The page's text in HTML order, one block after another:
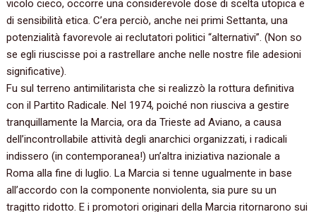
vicolo cieco,‭ ‬occorre una considerevole dose di scelta utopica e
di sensibilità etica.‭ ‬C’era perciò,‭ ‬anche nei primi Settanta,‭ ‬una
potenzialità favorevole ai reclutatori politici‭ “‬alternativi‭”‬.‭ (‬Non so
se egli riuscisse poi a rastrellare anche nelle nostre file adesioni
significative‭)‬.
Fu sul terreno antimilitarista che si realizzò la rottura definitiva
con il Partito Radicale.‭ ‬Nel‭ ‬1974,‭ ‬poiché non riusciva a gestire
tranquillamente la Marcia,‭ ‬ora da Trieste ad Aviano,‭ ‬a causa
dell’incontrollabile attività degli anarchici organizzati,‭ ‬i radicali
indissero‭ (‬in contemporanea‭!) ‬un’altra iniziativa nazionale a
Roma alla fine di luglio.‭ ‬La Marcia si tenne ugualmente in base
all’accordo con la componente nonviolenta,‭ ‬sia pure su un
tragitto ridotto.‭ ‬E i promotori originari della Marcia ritornarono sui